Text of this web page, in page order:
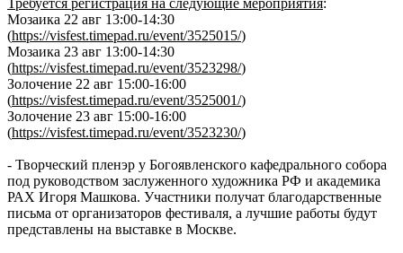
Требуется регистрация на следующие мероприятия:
Мозаика 22 авг 13:00-14:30
(https://visfest.timepad.ru/event/3525015/)
Мозаика 23 авг 13:00-14:30
(https://visfest.timepad.ru/event/3523298/)
Золочение 22 авг 15:00-16:00
(https://visfest.timepad.ru/event/3525001/)
Золочение 23 авг 15:00-16:00
(https://visfest.timepad.ru/event/3523230/)
- Творческий пленэр у Богоявленского кафедрального собора
под руководством заслуженного художника РФ и академика
РАХ Игоря Машкова. Участники получат благодарственные
письма от организаторов фестиваля, а лучшие работы будут
представлены на выставке в Москве.